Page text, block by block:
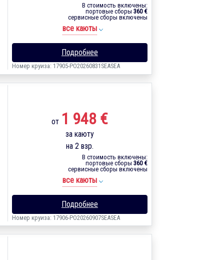
В стоимость включены:
портовые сборы 360 €
сервисные сборы включены
все каюты
Подробнее
Номер круиза: 17905-PO20260831SEASEA
от 1 948 €
за каюту
на 2 взр.
В стоимость включены:
портовые сборы 360 €
сервисные сборы включены
все каюты
Подробнее
Номер круиза: 17906-PO20260907SEASEA